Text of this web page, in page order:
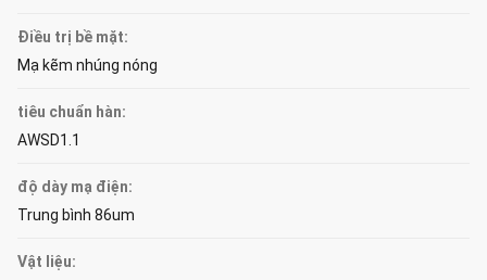
Điều trị bề mặt:
Mạ kẽm nhúng nóng
tiêu chuẩn hàn:
AWSD1.1
độ dày mạ điện:
Trung bình 86um
Vật liệu: